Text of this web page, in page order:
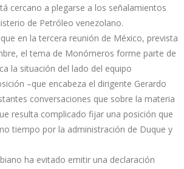
cercano a plegarse a los señalamientos
de Petróleo venezolano.
en la tercera reunión de México, prevista
el tema de Monómeros forme parte de
la situación del lado del equipo
–que encabeza el dirigente Gerardo
conversaciones que sobre la materia
resulta complicado fijar una posición que
tiempo por la administración de Duque y
ha evitado emitir una declaración